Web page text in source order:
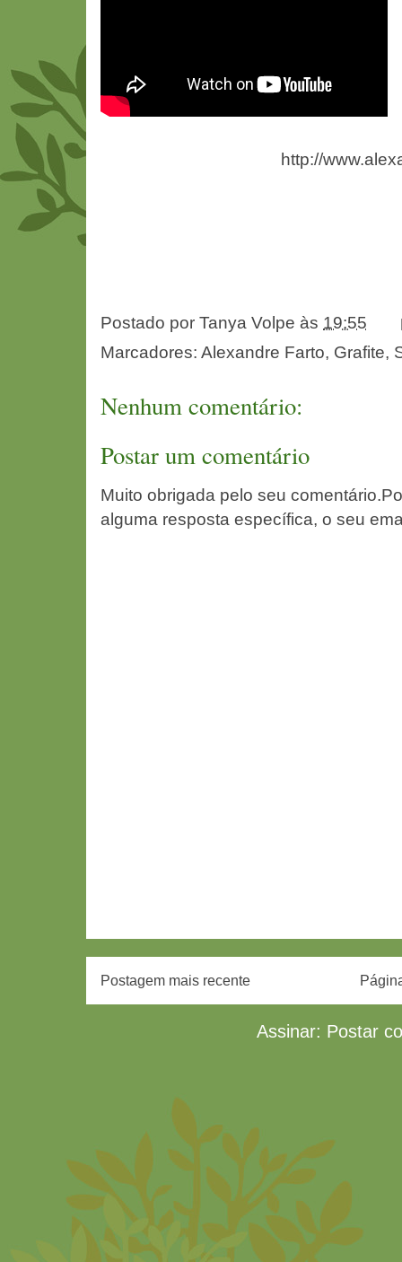
http://
Postado por Tanya Volpe às 19:55
Marcadores: Alexandre Farto, Grafite,
Nenhum comentário:
Postar um comentário
Muito obrigada pelo seu
alguma resposta específica, o seu
Postagem mais recente
Assinar: Postar